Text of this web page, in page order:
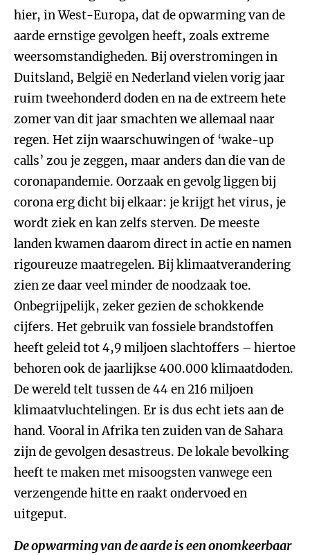
hier, in West-Europa, dat de opwarming van de
aarde ernstige gevolgen heeft, zoals extreme
weersomstandigheden. Bij overstromingen in
Duitsland, België en Nederland vielen vorig jaar
ruim tweehonderd doden en na de extreem hete
zomer van dit jaar smachten we allemaal naar
regen. Het zijn waarschuwingen of ‘wake-up
calls’ zou je zeggen, maar anders dan die van de
coronapandemie. Oorzaak en gevolg liggen bij
corona erg dicht bij elkaar: je krijgt het virus, je
wordt ziek en kan zelfs sterven. De meeste
landen kwamen daarom direct in actie en namen
rigoureuze maatregelen. Bij klimaatverandering
zien ze daar veel minder de noodzaak toe.
Onbegrijpelijk, zeker gezien de schokkende
cijfers. Het gebruik van fossiele brandstoffen
heeft geleid tot 4,9 miljoen slachtoffers – hiertoe
behoren ook de jaarlijkse 400.000 klimaatdoden.
De wereld telt tussen de 44 en 216 miljoen
klimaatvluchtelingen. Er is dus echt iets aan de
hand. Vooral in Afrika ten zuiden van de Sahara
zijn de gevolgen desastreus. De lokale bevolking
heeft te maken met misoogsten vanwege een
verzengende hitte en raakt ondervoed en
uitgeput.
De opwarming van de aarde is een onomkeerbaar